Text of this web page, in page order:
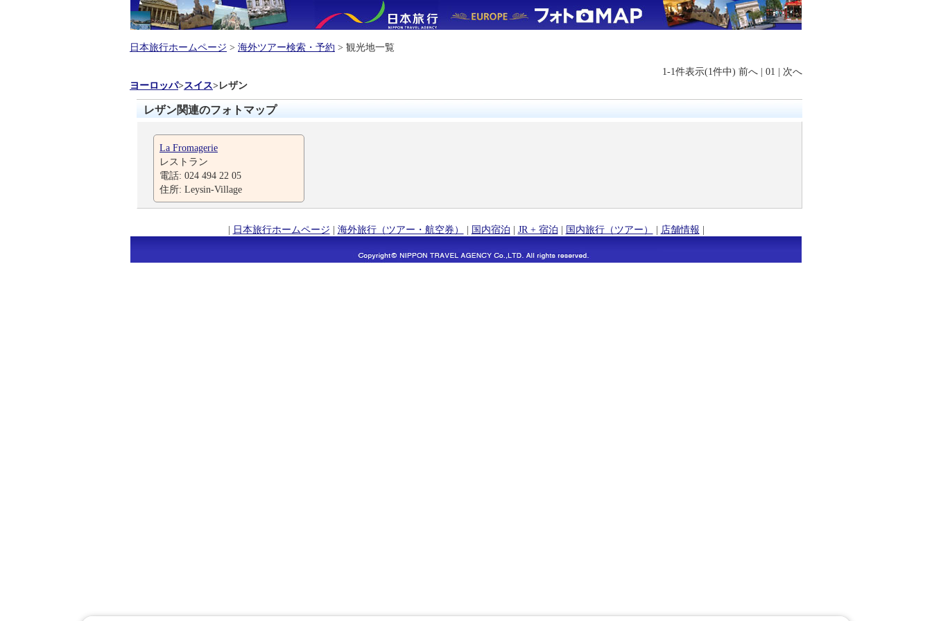
日本旅行ホームページ > 海外ツアー検索・予約 > 観光地一覧
1-1件表示(1件中) 前へ | 01 | 次へ
ヨーロッパ>スイス>レザン
レザン関連のフォトマップ
La Fromagerie
レストラン
電話: 024 494 22 05
住所: Leysin-Village
| 日本旅行ホームページ | 海外旅行（ツアー・航空券） | 国内宿泊 | JR + 宿泊 | 国内旅行（ツアー） | 店舗情報 |